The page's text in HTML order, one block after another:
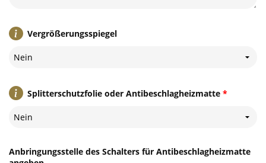
Vergrößerungsspiegel
Nein
*
Splitterschutzfolie oder Antibeschlagheizmatte
Nein
Anbringungsstelle des Schalters für Antibeschlagheizmatte